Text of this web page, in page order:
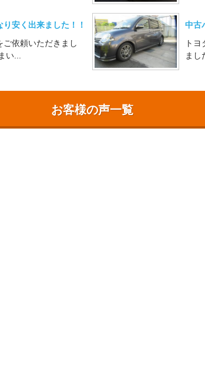
安く出来ました！！
ご依頼いただきまし
い...
中古
ト
まし
お客様の声一覧